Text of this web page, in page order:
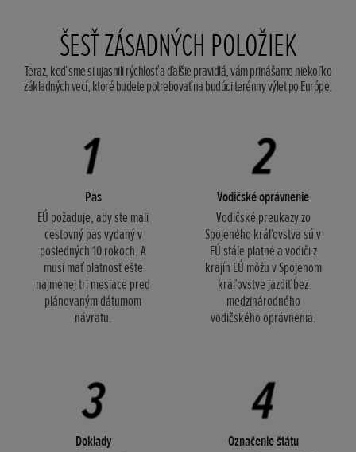
ŠESŤ ZÁSADNÝCH POLOŽIEK
Teraz, keď sme si ujasnili rýchlosť a ďalšie pravidlá, vám prinášame niekoľko
základných vecí, ktoré budete potrebovať na budúci terénny výlet po Európe.
Pas
EÚ požaduje, aby ste mali
cestovný pas vydaný v
posledných 10 rokoch. A
musí mať platnosť ešte
najmenej tri mesiace pred
plánovaným dátumom
návratu.
Vodičské oprávnenie
Vodičské preukazy zo
Spojeného kráľovstva sú v
EÚ stále platné a vodiči z
krajín EÚ môžu v Spojenom
kráľovstve jazdiť bez
medzinárodného
vodičského oprávnenia.
Doklady
Označenie štátu